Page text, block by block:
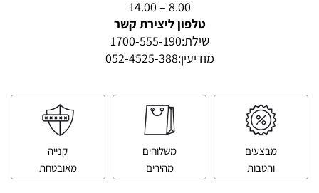
8.00 – 14.00
טלפון ליצירת קשר
שילת:1700-555-190
מודיעין:052-4525-388
מבצעים
והטבות
משלוחים
מהירים
קנייה
מאובטחת